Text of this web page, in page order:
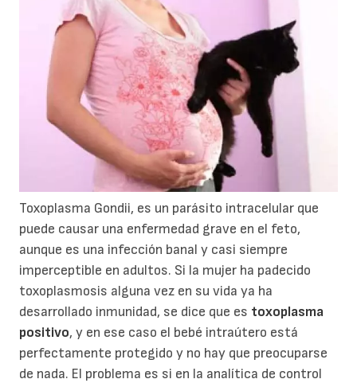
Toxoplasma Gondii, es un parásito intracelular que
puede causar una enfermedad grave en el feto,
aunque es una infección banal y casi siempre
imperceptible en adultos. Si la mujer ha padecido
toxoplasmosis alguna vez en su vida ya ha
desarrollado inmunidad, se dice que es toxoplasma
positivo, y en ese caso el bebé intraútero está
perfectamente protegido y no hay que preocuparse
de nada. El problema es si en la analítica de control